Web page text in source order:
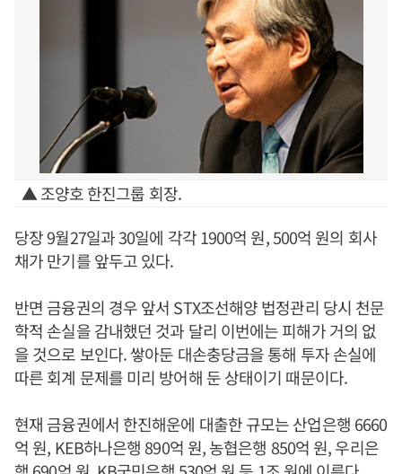
▲ 조양호 한진그룹 회장.
당장 9월27일과 30일에 각각 1900억 원, 500억 원의 회사
채가 만기를 앞두고 있다.
반면 금융권의 경우 앞서 STX조선해양 법정관리 당시 천문
학적 손실을 감내했던 것과 달리 이번에는 피해가 거의 없
을 것으로 보인다. 쌓아둔 대손충당금을 통해 투자 손실에
따른 회계 문제를 미리 방어해 둔 상태이기 때문이다.
현재 금융권에서 한진해운에 대출한 규모는 산업은행 6660
억 원, KEB하나은행 890억 원, 농협은행 850억 원, 우리은